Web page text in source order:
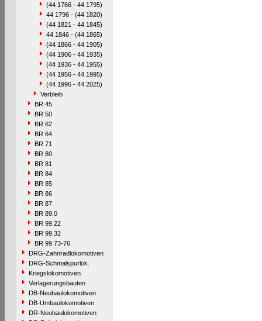
(44 1766 - 44 1795)
44 1796 - (44 1820)
(44 1821 - 44 1845)
44 1846 - (44 1865)
(44 1866 - 44 1905)
(44 1906 - 44 1935)
(44 1936 - 44 1955)
(44 1956 - 44 1995)
(44 1996 - 44 2025)
Verbleib
BR 45
BR 50
BR 62
BR 64
BR 71
BR 80
BR 81
BR 84
BR 85
BR 86
BR 87
BR 89.0
BR 99.22
BR 99.32
BR 99.73-76
DRG-Zahnradlokomotiven
DRG-Schmalspurlok.
Kriegslokomotiven
Verlagerungsbauten
DB-Neubaulokomotiven
DB-Umbaulokomotiven
DR-Neubaulokomotiven